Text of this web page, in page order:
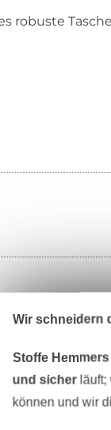
robuste
Wir schneidern
Stoffe Hemmers
und sicherläuft;
können und wir